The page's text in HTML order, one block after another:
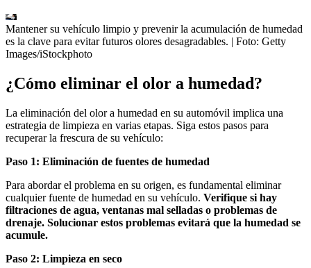
Mantener su vehículo limpio y prevenir la acumulación de humedad
es la clave para evitar futuros olores desagradables. | Foto: Getty
Images/iStockphoto
¿Cómo eliminar el olor a humedad?
La eliminación del olor a humedad en su automóvil implica una
estrategia de limpieza en varias etapas. Siga estos pasos para
recuperar la frescura de su vehículo:
Paso 1: Eliminación de fuentes de humedad
Para abordar el problema en su origen, es fundamental eliminar
cualquier fuente de humedad en su vehículo. Verifique si hay
filtraciones de agua, ventanas mal selladas o problemas de
drenaje. Solucionar estos problemas evitará que la humedad se
acumule.
Paso 2: Limpieza en seco